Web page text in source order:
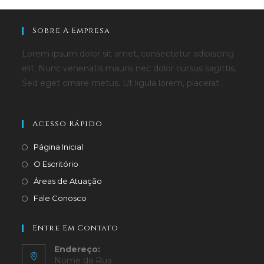
Sobre A Empresa
Lorem ipsum dolor sit amet, consectetur adipiscing
elit. Nunc venenatis mauris nec dolor cursus sagittis.
Sed eget ornare metus. Ut ligula lorem, placerat .
Acesso Rápido
Página Inicial
O Escritório
Áreas de Atuação
Fale Conosco
Entre Em Contato
Endereço:
Nome da Rua